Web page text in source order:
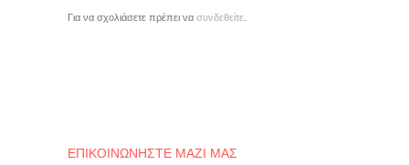
Για να σχολιάσετε πρέπει να συνδεθείτε
ΕΠΙΚΟΙΝΩΝΉΣΤΕ ΜΑΖΊ ΜΑΣ